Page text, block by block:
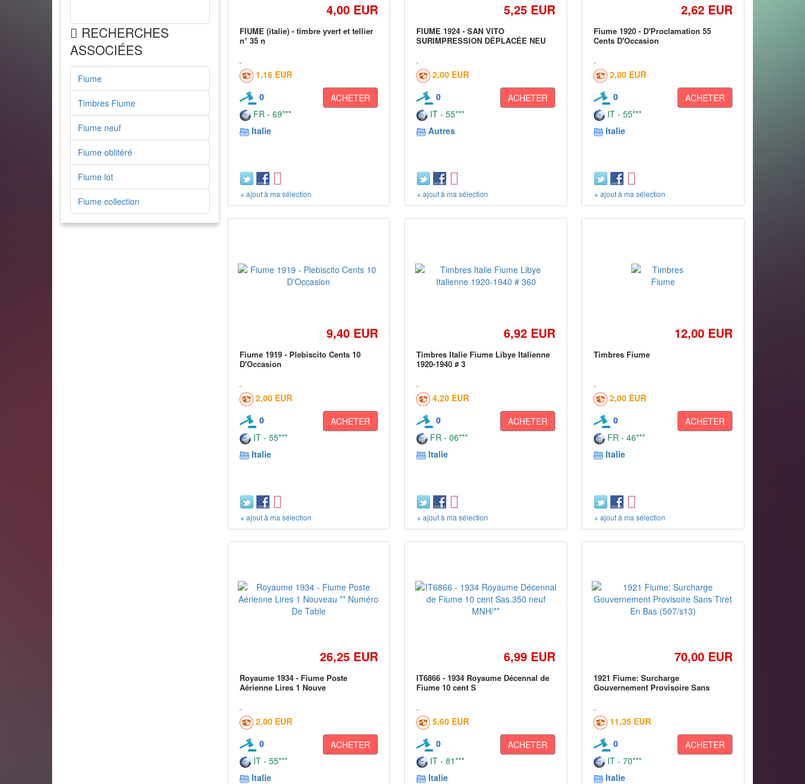
RECHERCHES
ASSOCIÉES
Fiume
Timbres Fiume
Fiume neuf
Fiume oblitéré
Fiume lot
Fiume collection
4,00 EUR
FIUME (italie) - timbre yvert et tellier
n° 35 n
1,16 EUR
0
ACHETER
FR - 69***
Italie
+ ajout à ma sélection
5,25 EUR
FIUME 1924 - SAN VITO
SURIMPRESSION DÉPLACÉE NEU
2,00 EUR
0
ACHETER
IT - 55***
Autres
+ ajout à ma sélection
2,62 EUR
Fiume 1920 - D'Proclamation 55
Cents D'Occasion
2,00 EUR
0
ACHETER
IT - 55***
Italie
+ ajout à ma sélection
9,40 EUR
Fiume 1919 - Plebiscito Cents 10
D'Occasion
2,00 EUR
0
ACHETER
IT - 55***
Italie
+ ajout à ma sélection
6,92 EUR
Timbres Italie Fiume Libye Italienne
1920-1940 # 3
4,20 EUR
0
ACHETER
FR - 06***
Italie
+ ajout à ma sélection
12,00 EUR
Timbres Fiume
2,00 EUR
0
ACHETER
FR - 46***
Italie
+ ajout à ma sélection
26,25 EUR
Royaume 1934 - Fiume Poste
Aérienne Lires 1 Nouve
2,00 EUR
0
ACHETER
IT - 55***
Italie
6,99 EUR
IT6866 - 1934 Royaume Décennal de
Fiume 10 cent S
5,60 EUR
0
ACHETER
IT - 81***
Italie
70,00 EUR
1921 Fiume: Surcharge
Gouvernement Provisoire Sans
11,35 EUR
0
ACHETER
IT - 70***
Italie